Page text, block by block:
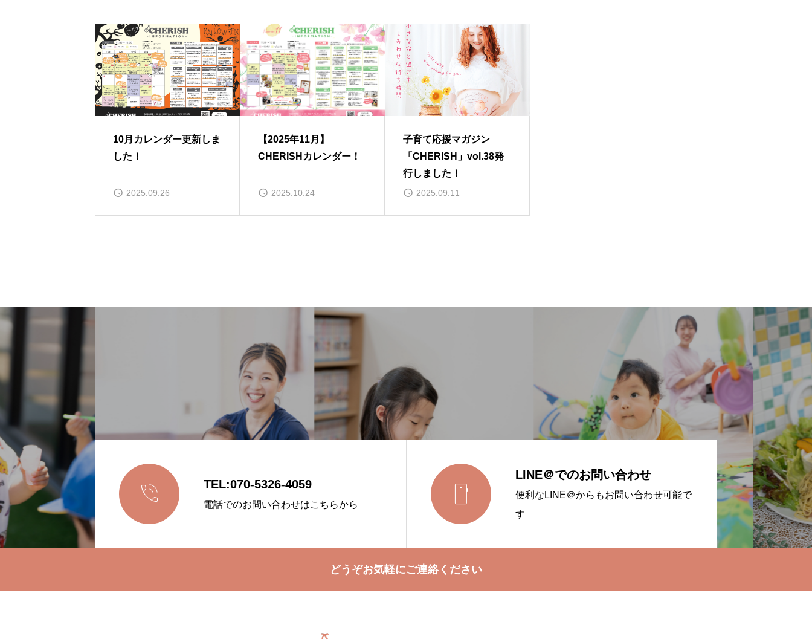
10月カレンダー更新しま
した！
2025.09.26
【2025年11月】
CHERISHカレンダー！
2025.10.24
子育て応援マガジン
「CHERISH」vol.38発
行しました！
2025.09.11
 TEL:070-5326-4059
電話でのお問い合わせはこちらから 
LINE＠でのお問い合わせ
便利なLINE＠からもお問い合わせ可能で
す
どうぞお気軽にご連絡ください